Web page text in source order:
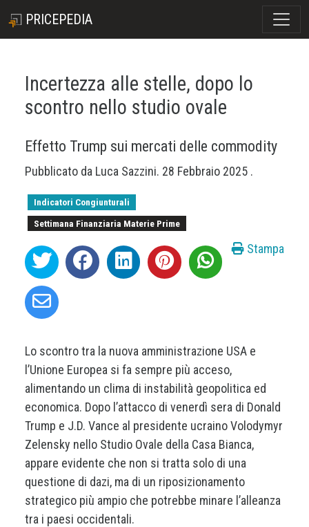
PRICEPEDIA
Incertezza alle stelle, dopo lo
scontro nello studio ovale
Effetto Trump sui mercati delle commodity
Pubblicato da Luca Sazzini. 28 Febbraio 2025 .
Indicatori Congiunturali
Settimana Finanziaria Materie Prime
Stampa
Lo scontro tra la nuova amministrazione USA e
l’Unione Europea si fa sempre più acceso,
alimentando un clima di instabilità geopolitica ed
economica. Dopo l’attacco di venerdì sera di Donald
Trump e J.D. Vance al presidente ucraino Volodymyr
Zelensky nello Studio Ovale della Casa Bianca,
appare evidente che non si tratta solo di una
questione di dazi, ma di un riposizionamento
strategico più ampio che potrebbe minare l’alleanza
tra i paesi occidentali.